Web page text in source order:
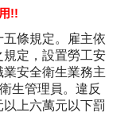
!!
條規定。雇主依
定，設置勞工安
安全衛生業務主
生管理員。違反
上六萬元以下罰